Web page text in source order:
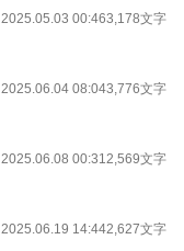
2025.05.03 00:463,178文字
2025.06.04 08:043,776文字
2025.06.08 00:312,569文字
2025.06.19 14:442,627文字